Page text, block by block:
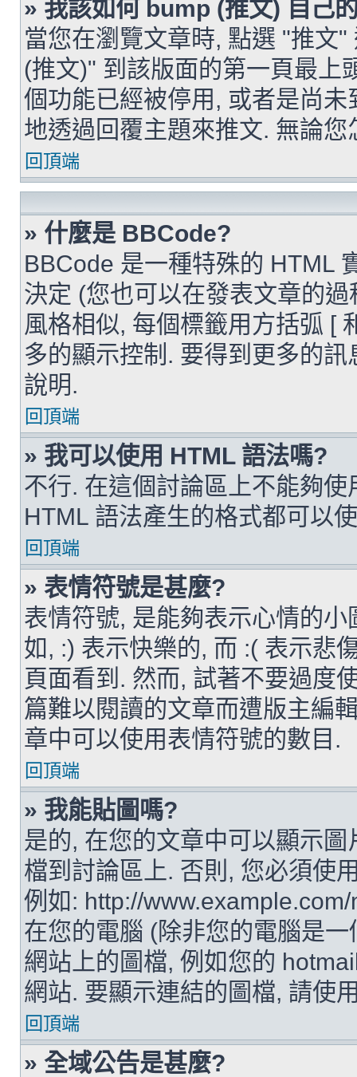
» 我該如何 bump (推文) 自己
當您在瀏覽文章時, 點選 "推文
(推文)" 到該版面的第一頁最上
個功能已經被停用, 或者是尚
地透過回覆主題來推文. 無論
回頂端
» 什麼是 BBCode?
BBCode 是一種特殊的 HTML
決定 (您也可以在發表文章的
風格相似, 每個標籤用方括弧 [
多的顯示控制. 要得到更多的
說明.
回頂端
» 我可以使用 HTML 語法嗎?
不行. 在這個討論區上不能夠
HTML 語法產生的格式都可以
回頂端
» 表情符號是甚麼?
表情符號, 是能夠表示心情的
如, :) 表示快樂的, 而 :( 表示悲
頁面看到. 然而, 試著不要過度
篇難以閱讀的文章而遭版主編
章中可以使用表情符號的數目.
回頂端
» 我能貼圖嗎?
是的, 在您的文章中可以顯示
檔到討論區上. 否則, 您必須使
例如: http://
在您的電腦 (除非您的電腦是
網站上的圖檔, 例如您的
網站. 要顯示連結的圖檔, 請使
回頂端
» 全域公告是甚麼?